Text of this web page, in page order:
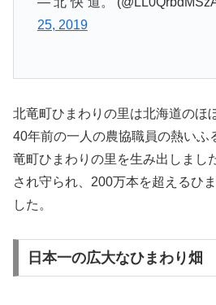
25, 2019
北竜町ひまわりの里は北海道のほ
40年前の一人の農協職員の熱いふ
竜町ひまわりの里を生み出しまし
され守られ、200万本を超えるひ
した。
日本一の広大なひまわり畑